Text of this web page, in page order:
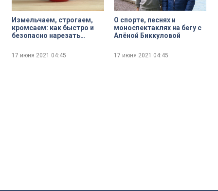
Измельчаем, строгаем,
кромсаем: как быстро и
безопасно нарезать
17 июня 2021 04:45
О спорте, песнях и
моноспектаклях на бегу с
Алёной Биккуловой
17 июня 2021 04:45